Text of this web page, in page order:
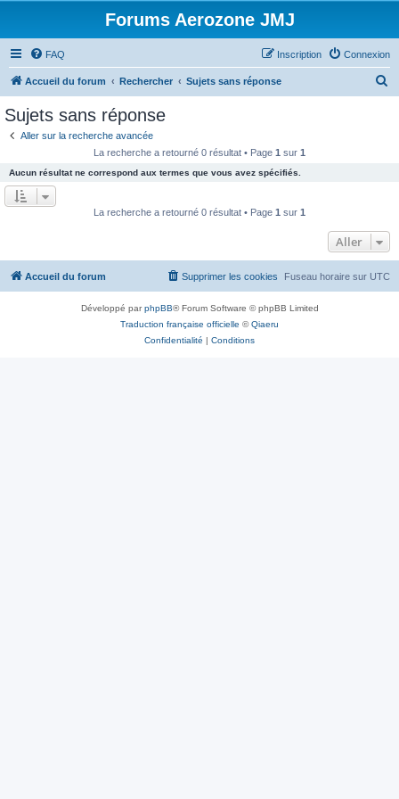
Forums Aerozone JMJ
FAQ Connexion
Inscription
Accueil du forum Rechercher Sujets sans réponse
e
Sujets sans réponse
Aller sur la recherche avancée
La recherche a retourné 0 résultat • Page 1 sur 1
Aucun résultat ne correspond aux termes que vous avez spécifiés.
La recherche a retourné 0 résultat • Page 1 sur 1
Aller
Accueil du forum Fuseau horaire sur UTC
Supprimer les cookies
Développé parphpBB® Forum Software © phpBB Limited
Traduction française officielle ©Qiaeru
Confidentialité | Conditions